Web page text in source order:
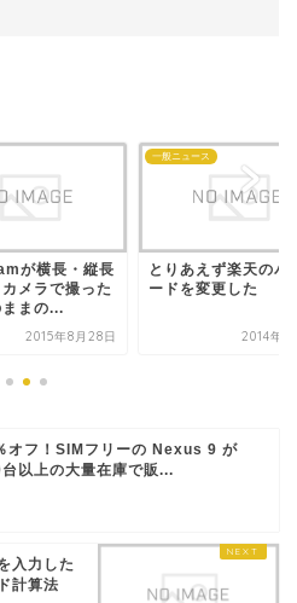
ース
えず楽天のパスワ
変更した
2014年6月2日
格安SIM
8GBで月額
DMM mobileの
オフ！SIMフリーの Nexus 9 が
以上の大量在庫で販...
入力した
計算法